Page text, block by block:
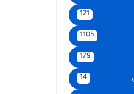
121
1105
179
14